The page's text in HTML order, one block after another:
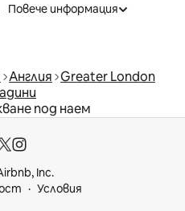
Повече информация
Англия Greater London
под наем
Inc.
Условия